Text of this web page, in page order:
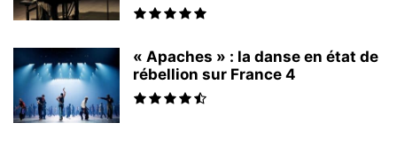
« Apaches » : la danse en état de
rébellion sur France 4